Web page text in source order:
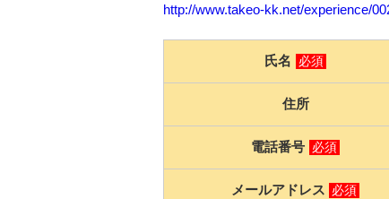
http://www.takeo-kk.net/experience/
氏名 必須
住所
電話番号 必須
メールアドレス 必須